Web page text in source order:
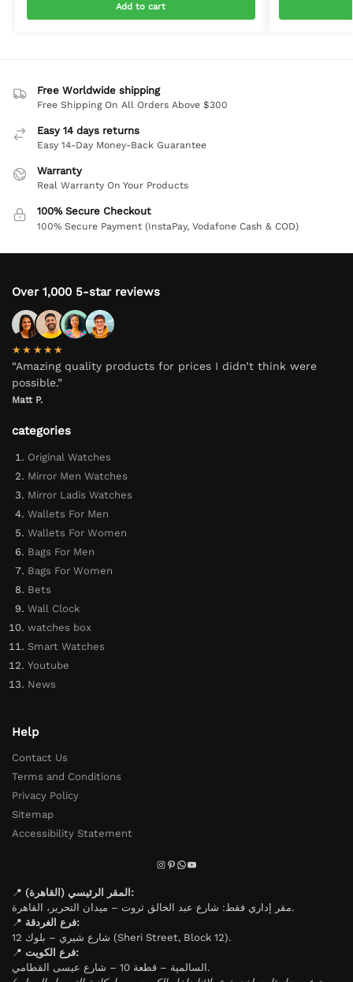
Add to cart
Free Worldwide shipping
Free Shipping On All Orders Above $300
Easy 14 days returns
Easy 14-Day Money-Back Guarantee
Warranty
Real Warranty On Your Products
100% Secure Checkout
100% Secure Payment (InstaPay, Vodafone Cash & COD)
Over 1,000 5-star reviews
★★★★★
“Amazing quality products for prices I didn’t think were
possible.”
Matt P.
categories
Original Watches
Mirror Men Watches
Mirror Ladis Watches
Wallets For Men
Wallets For Women
Bags For Men
Bags For Women
Bets
Wall Clock
watches box
Smart Watches
Youtube
News
Help
Contact Us
Terms and Conditions
Privacy Policy
Sitemap
Accessibility Statement
📍
المقر الرئيسي (القاهرة):
مقر إداري فقط: شارع عبد الخالق ثروت – ميدان التحرير، القاهرة.
📍
فرع الغردقة:
شارع شيري – بلوك 12 (Sheri Street, Block 12).
📍
فرع الكويت:
السالمية – قطعة 10 – شارع عيسى القطامي.